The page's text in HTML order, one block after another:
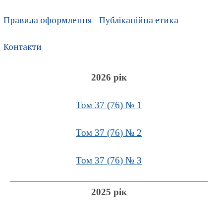
Правила оформлення Публікаційна етика
Контакти
2026 рік
Том 37 (76) № 1
Том 37 (76) № 2
Том 37 (76) № 3
2025 рік